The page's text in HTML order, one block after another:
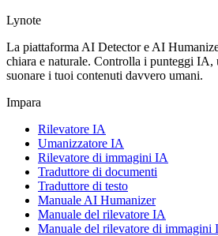
Lynote
La piattaforma AI Detector e AI
chiara e naturale. Controlla i punteggi IA,
suonare i tuoi contenuti davvero umani.
Impara
Rilevatore IA
Umanizzatore IA
Rilevatore di immagini IA
Traduttore di documenti
Traduttore di testo
Manuale AI Humanizer
Manuale del rilevatore IA
Manuale del rilevatore di immagini